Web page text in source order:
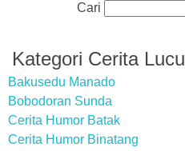
Cari
Kategori Cerita Lucu
Bakusedu Manado
Bobodoran Sunda
Cerita Humor Batak
Cerita Humor Binatang